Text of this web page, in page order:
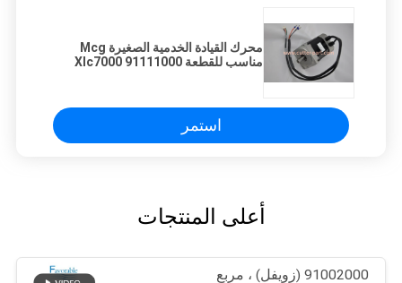
محرك القيادة الخدمية الصغيرة Mcg
مناسب للقطعة Xlc7000 91111000
استمر
أعلى المنتجات
91002000 (زويفل) ، مربع